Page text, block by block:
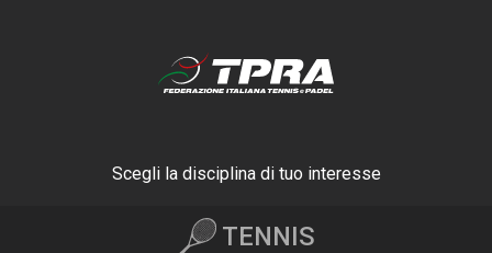
Scegli la disciplina di tuo interesse
TENNIS